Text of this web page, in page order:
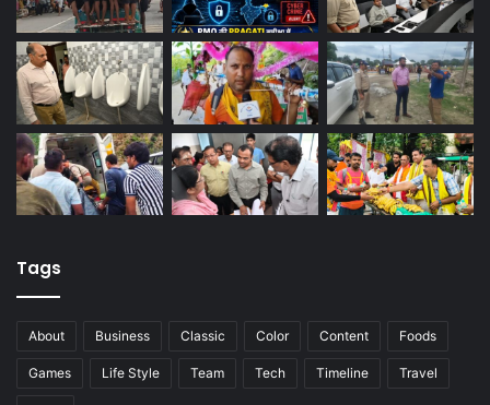
Tags
About Business Classic Color Content Foods
Games Life Style Team Tech Timeline Travel